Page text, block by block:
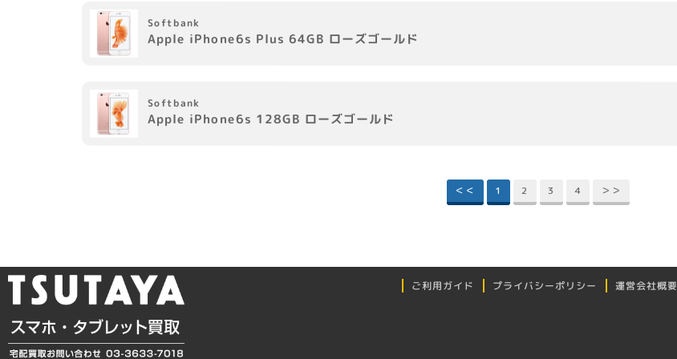
Softbank
Apple iPhone6s Plus 64GB ローズゴールド
Softbank
Apple iPhone6s 128GB ローズゴールド
＜＜ 1 2 3 4 ＞＞
ご利用ガイド プライバシーポリシー 運営会社概要